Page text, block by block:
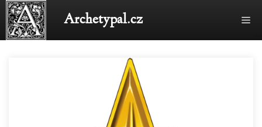
Přeskočit
na
obsah
Archetypal.cz